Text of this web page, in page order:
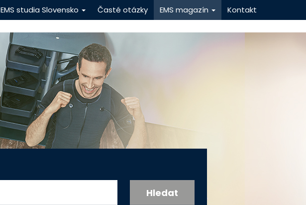
EMS studia Slovensko Časté otázky EMS magazín Kontakt